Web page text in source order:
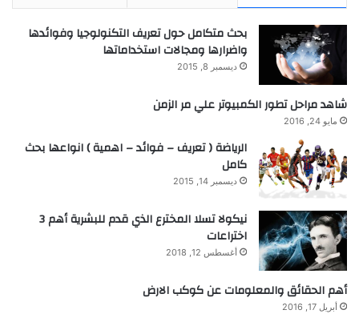
بحث متكامل حول تعريف التكنولوجيا وفوائدها
واضرارها ومجالات استخداماتها
ديسمبر 8, 2015
شاهد مراحل تطور الكمبيوتر علي مر الزمن
مايو 24, 2016
الرياضة ( تعريف – فوائد – اهمية ) انواعها بحث
كامل
ديسمبر 14, 2015
نيكولا تسلا المخترع الذي قدم للبشرية أهم 3
اختراعات
أغسطس 12, 2018
أهم الحقائق والمعلومات عن كوكب الارض
أبريل 17, 2016